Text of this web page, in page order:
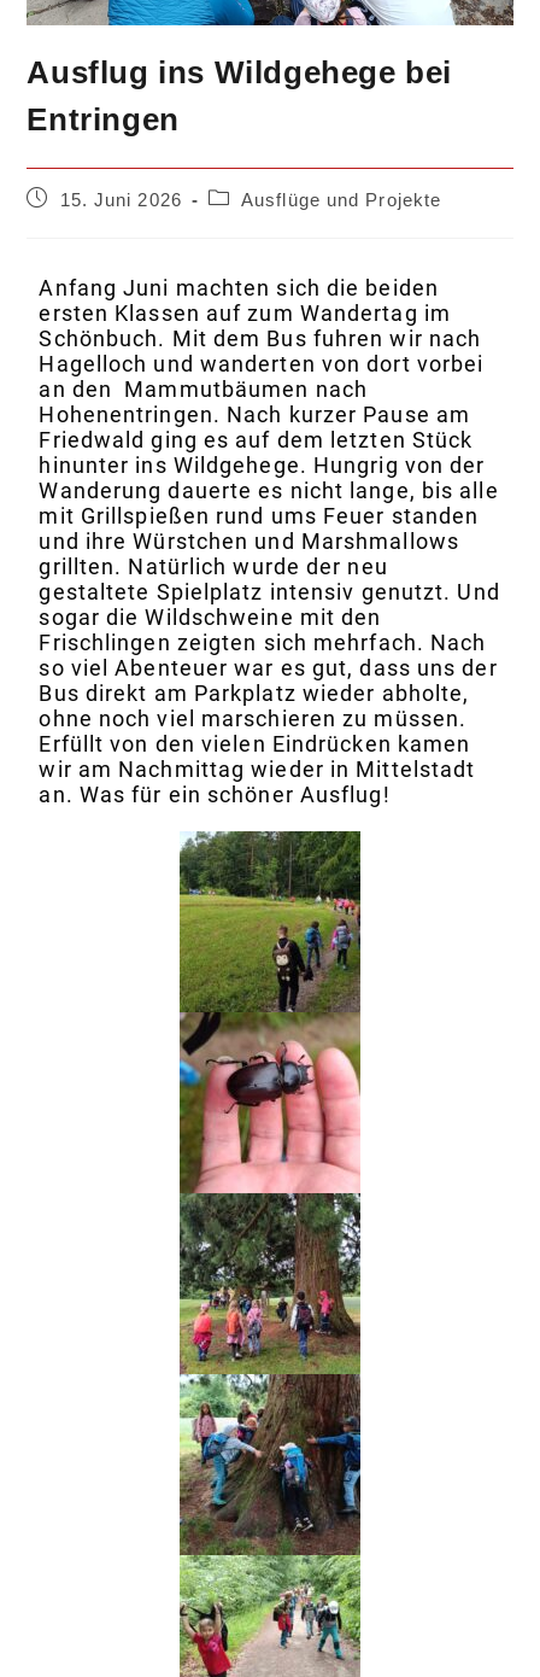
Ausflug ins Wildgehege bei
Entringen
15. Juni 2026 Ausflüge und Projekte
Anfang Juni machten sich die beiden
ersten Klassen auf zum Wandertag im
Schönbuch. Mit dem Bus fuhren wir nach
Hagelloch und wanderten von dort vorbei
an den Mammutbäumen nach
Hohenentringen. Nach kurzer Pause am
Friedwald ging es auf dem letzten Stück
hinunter ins Wildgehege. Hungrig von der
Wanderung dauerte es nicht lange, bis alle
mit Grillspießen rund ums Feuer standen
und ihre Würstchen und Marshmallows
grillten. Natürlich wurde der neu
gestaltete Spielplatz intensiv genutzt. Und
sogar die Wildschweine mit den
Frischlingen zeigten sich mehrfach. Nach
so viel Abenteuer war es gut, dass uns der
Bus direkt am Parkplatz wieder abholte,
ohne noch viel marschieren zu müssen.
Erfüllt von den vielen Eindrücken kamen
wir am Nachmittag wieder in Mittelstadt
an. Was für ein schöner Ausflug!